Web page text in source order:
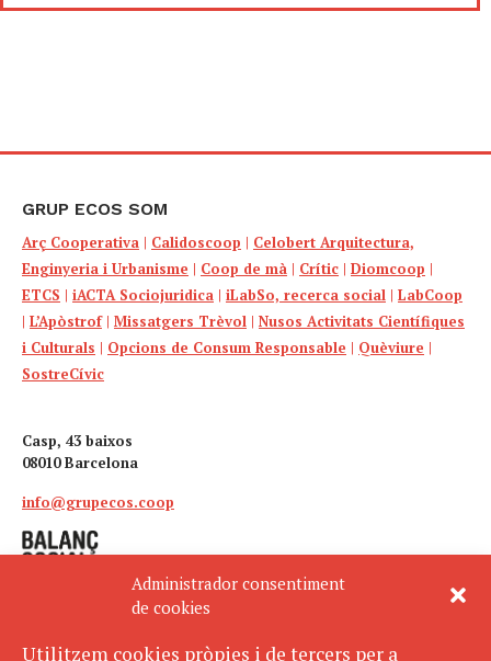
Administrador consentiment
de cookies
Utilitzem cookies pròpies i de tercers per a
GRUP ECOS SOM
Arç Cooperativa | Calidoscoop | Celobert Arquitectura,
Enginyeria i Urbanisme | Coop de mà | Crític | Diomcoop |
ETCS | iACTA Sociojuridica | iLabSo, recerca social | LabCoop
| L’Apòstrof| Missatgers Trèvol | Nusos Activitats Científiques
i Culturals | Opcions de Consum Responsable | Quèviure |
SostreCívic
Casp, 43 baixos
08010 Barcelona
info@grupecos.coop